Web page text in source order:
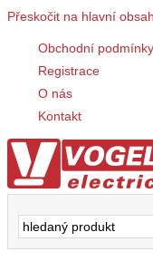
Přeskočit na hlavní obsah
Obchodní podmínky
Registrace
O nás
Kontakt